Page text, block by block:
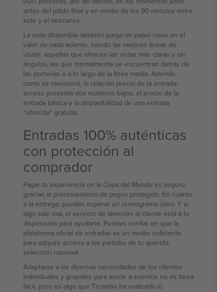
antes del pitido final y en medio de los 90 minutos entre
este y el descanso.
La vista disponible también juega un papel clave en el
valor de cada asiento, siendo las mejores líneas de
visión, aquellas que ofrecen las vistas más claras y sin
ángulos, las que normalmente se encuentran detrás de
las porterías o a lo largo de la línea media. Además,
como se mencionó, la relación precio de la entrada-
acceso presenta dos números bajos: el precio de la
entrada básica y la disponibilidad de una entrada
"ofrecida" gratuita.
Entradas 100% auténticas
con protección al
comprador
Pagar tu experiencia en la Copa del Mundo es seguro,
gracias al procesamiento de pagos protegido. En cuanto
a la entrega, puedes esperar un cronograma claro. Y si
algo sale mal, el servicio de atención al cliente está a tu
disposición para ayudarte. Puedes confiar en que la
plataforma oficial de entradas es un medio suficiente
para adquirir acceso a los partidos de tu querida
selección nacional.
Adaptarse a las diversas necesidades de los clientes
individuales y grupales para asistir a eventos no es tarea
fácil, pero es algo que Ticombo ha realizado lo